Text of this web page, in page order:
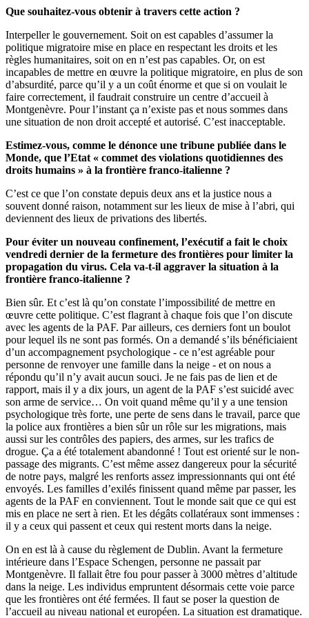
Que souhaitez-vous obtenir à travers cette action ?
Interpeller le gouvernement. Soit on est capables d’assumer la
politique migratoire mise en place en respectant les droits et les
règles humanitaires, soit on en n’est pas capables. Or, on est
incapables de mettre en œuvre la politique migratoire, en plus de son
d’absurdité, parce qu’il y a un coût énorme et que si on voulait le
faire correctement, il faudrait construire un centre d’accueil à
Montgenèvre. Pour l’instant ça n’existe pas et nous sommes dans
une situation de non droit accepté et autorisé. C’est inacceptable.
Estimez-vous, comme le dénonce une tribune publiée dans le
Monde, que l’Etat « commet des violations quotidiennes des
droits humains » à la frontière franco-italienne ?
C’est ce que l’on constate depuis deux ans et la justice nous a
souvent donné raison, notamment sur les lieux de mise à l’abri, qui
deviennent des lieux de privations des libertés.
Pour éviter un nouveau confinement, l’exécutif a fait le choix
vendredi dernier de la fermeture des frontières pour limiter la
propagation du virus. Cela va-t-il aggraver la situation à la
frontière franco-italienne ?
Bien sûr. Et c’est là qu’on constate l’impossibilité de mettre en
œuvre cette politique. C’est flagrant à chaque fois que l’on discute
avec les agents de la PAF. Par ailleurs, ces derniers font un boulot
pour lequel ils ne sont pas formés. On a demandé s’ils bénéficiaient
d’un accompagnement psychologique - ce n’est agréable pour
personne de renvoyer une famille dans la neige - et on nous a
répondu qu’il n’y avait aucun souci. Je ne fais pas de lien et de
rapport, mais il y a dix jours, un agent de la PAF s’est suicidé avec
son arme de service… On voit quand même qu’il y a une tension
psychologique très forte, une perte de sens dans le travail, parce que
la police aux frontières a bien sûr un rôle sur les migrations, mais
aussi sur les contrôles des papiers, des armes, sur les trafics de
drogue. Ça a été totalement abandonné ! Tout est orienté sur le non-
passage des migrants. C’est même assez dangereux pour la sécurité
de notre pays, malgré les renforts assez impressionnants qui ont été
envoyés. Les familles d’exilés finissent quand même par passer, les
agents de la PAF en conviennent. Tout le monde sait que ce qui est
mis en place ne sert à rien. Et les dégâts collatéraux sont immenses :
il y a ceux qui passent et ceux qui restent morts dans la neige.
On en est là à cause du règlement de Dublin. Avant la fermeture
intérieure dans l’Espace Schengen, personne ne passait par
Montgenèvre. Il fallait être fou pour passer à 3000 mètres d’altitude
dans la neige. Les individus empruntent désormais cette voie parce
que les frontières ont été fermées. Il faut se poser la question de
l’accueil au niveau national et européen. La situation est dramatique.